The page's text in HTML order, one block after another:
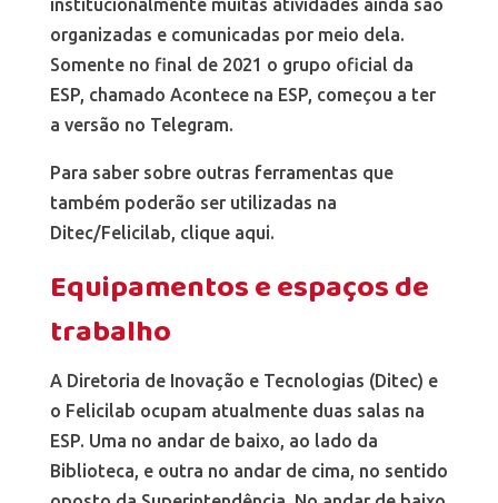
institucionalmente muitas atividades ainda são
organizadas e comunicadas por meio dela.
Somente no final de 2021 o grupo oficial da
ESP, chamado Acontece na ESP, começou a ter
a versão no Telegram.
Para saber sobre outras ferramentas que
também poderão ser utilizadas na
Ditec/Felicilab, clique aqui.
Equipamentos e espaços de
trabalho
A Diretoria de Inovação e Tecnologias (Ditec) e
o Felicilab ocupam atualmente duas salas na
ESP. Uma no andar de baixo, ao lado da
Biblioteca, e outra no andar de cima, no sentido